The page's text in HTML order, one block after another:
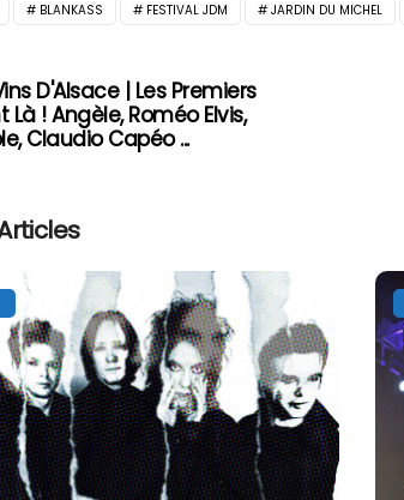
BLANKASS FESTIVAL JDM JARDIN DU MICHEL
D'Alsace | Les Premiers
Là ! Angèle, Roméo Elvis,
Claudio Capéo ...